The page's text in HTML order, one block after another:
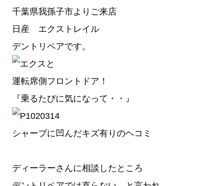
千葉県我孫子市よりご来店
日産 エクストレイル
デントリペアです。
運転席側フロントドア！
『乗るたびに気になって・・』
シャープに凹んだキズ有りのヘコミ
ディーラーさんに相談したところ